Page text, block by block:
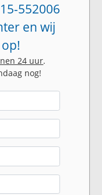
552006
en wij
24 uur.
nog!